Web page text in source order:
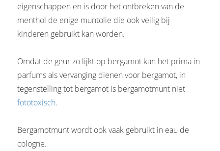
eigenschappen en is door het ontbreken van de
menthol de enige muntolie die ook veilig bij
kinderen gebruikt kan worden.
Omdat de geur zo lijkt op bergamot kan het prima in
parfums als vervanging dienen voor bergamot, in
tegenstelling tot bergamot is bergamotmunt niet
fototoxisch.
Bergamotmunt wordt ook vaak gebruikt in eau de
cologne.